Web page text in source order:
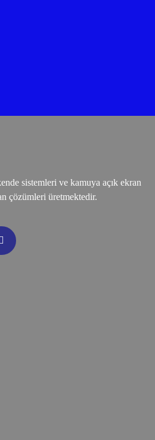
sistemleri ve kamuya açık ekran
çözümleri üretmektedir.